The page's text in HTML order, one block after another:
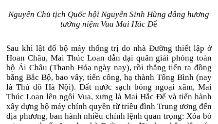
Nguyên Chủ tịch Quốc hội Nguyễn Sinh Hùng dâng hương
tưởng niệm Vua Mai Hắc Đế
Sau khi lật đổ bộ máy thống trị do nhà Đường thiết lập ở
Hoan Châu, Mai Thúc Loan dẫn đại quân giải phóng toàn
bộ Ái Châu (Thanh Hóa ngày nay), rồi thẳng tiến ra đồng
bằng Bắc Bộ, bao vây, tiến công, hạ thành Tống Bình (nay
là Thủ đô Hà Nội). Đất nước sạch bóng ngoại xâm, Mai
Thúc Loan lên ngôi Vua, xưng là Mai Hắc Đế và tiến hành
xây dựng bộ máy chính quyền từ triều đình Trung ương đến
địa phương, ban hành nhiều chính lệnh quan trọng: Xóa bỏ